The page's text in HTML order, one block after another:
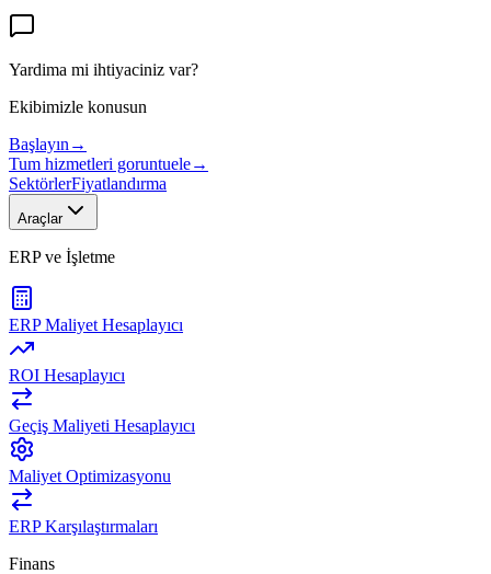
Yardima mi ihtiyaciniz var?
Ekibimizle konusun
Başlayın →
Tum hizmetleri goruntuele→
SektörlerFiyatlandırma
Araçlar
ERP ve İşletme
ERP Maliyet Hesaplayıcı
ROI Hesaplayıcı
Geçiş Maliyeti Hesaplayıcı
Maliyet Optimizasyonu
ERP Karşılaştırmaları
Finans